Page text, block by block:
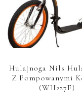
Hulajnoga Nils
Z Pompowanymi
(WH227F)